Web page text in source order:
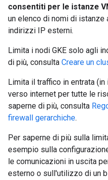
consentiti per le istanze
un elenco di nomi di istanze
indirizzi IP esterni.
Limita i nodi GKE solo agli
di più, consulta Creare un
Limita il traffico in entrata
verso internet per tutte le
saperne di più, consulta
firewall gerarchiche.
Per saperne di più sulla
esempio sulla
le comunicazioni in uscita
esterno o sull'utilizzo di un